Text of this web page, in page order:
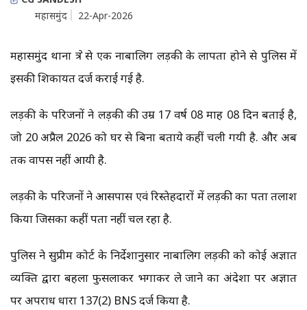
महासमुंद
22-Apr-2026
महासमुंद थाना क्षेत्र से एक नाबालिग लड़की के लापता होने से पुलिस में
इसकी शिकायत दर्ज कराई गई है.
लड़की के परिजनों ने लड़की की उम्र 17 वर्ष 08 माह 08 दिन बताई है,
जो 20 अप्रैल 2026 को घर से बिना बताये कहीं चली गयी है. और अब
तक वापस नहीं आयी है.
लड़की के परिजनों ने आसपास एवं रिस्तेहदारों में लड़की का पता तलाश
किया जिसका कहीं पता नहीं चल रहा है.
पुलिस ने सुप्रीम कोर्ट के निर्देशानुसार नाबालिग लड़की को कोई अज्ञात
व्यक्ति द्वारा बहला फुसलाकर भगाकर ले जाने का अंदेशा पर अज्ञात
पर अपराध धारा 137(2) BNS दर्ज किया है.